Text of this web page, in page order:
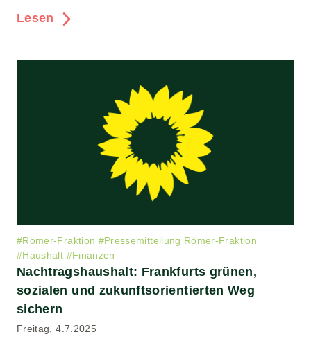
Lesen
#Römer-Fraktion #Pressemitteilung Römer-Fraktion
#Haushalt #Finanzen
Nachtragshaushalt: Frankfurts grünen,
sozialen und zukunftsorientierten Weg
sichern
Freitag, 4.7.2025